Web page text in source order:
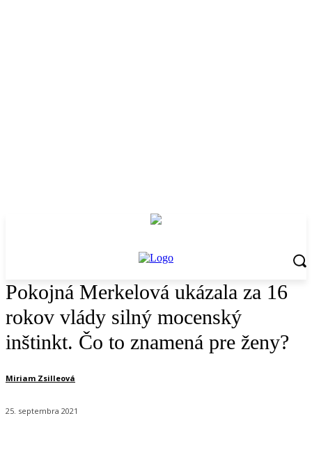
Pokojná Merkelová ukázala za 16
rokov vlády silný mocenský
inštinkt. Čo to znamená pre ženy?
Miriam Zsilleová
25. septembra 2021